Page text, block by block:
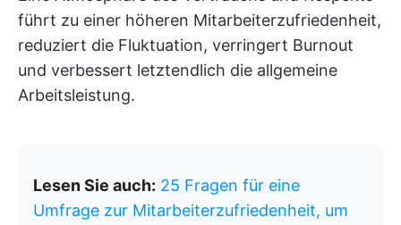
führt zu einer höheren Mitarbeiterzufriedenheit,
reduziert die Fluktuation, verringert Burnout
und verbessert letztendlich die allgemeine
Arbeitsleistung.
Lesen Sie auch: 25 Fragen für eine
Umfrage zur Mitarbeiterzufriedenheit, um